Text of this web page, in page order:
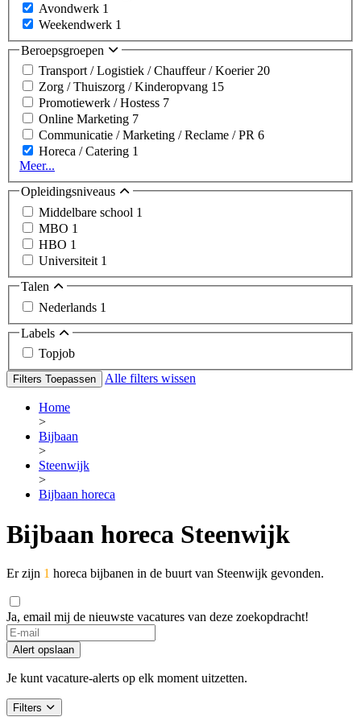
Avondwerk 1
Weekendwerk 1
Beroepsgroepen
Transport / Logistiek / Chauffeur / Koerier20
Zorg / Thuiszorg / Kinderopvang 15
Promotiewerk / Hostess 7
Online Marketing 7
Communicatie / Marketing / Reclame / PR 6
Horeca / Catering 1
Meer...
Opleidingsniveaus
Middelbare school 1
MBO 1
HBO 1
Universiteit 1
Talen
Nederlands 1
Labels
Topjob
Filters Toepassen Alle filters wissen
Home
>
Bijbaan
>
Steenwijk
>
Bijbaan horeca
Bijbaan horeca Steenwijk
Er zijn 1 horeca bijbanen in de buurt van Steenwijk gevonden.
Ja, email mij de nieuwste vacatures van deze zoekopdracht!
Alert opslaan
Je kunt vacature-alerts op elk moment uitzetten.
Filters